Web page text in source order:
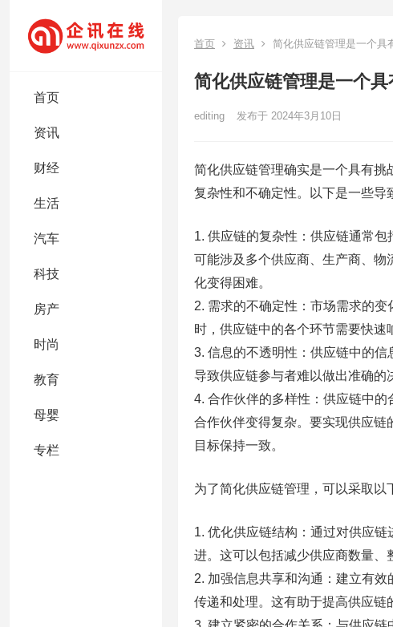
首页
资讯
财经
生活
汽车
科技
房产
时尚
教育
母婴
专栏
首页 资讯 简化供应链管理是一个具
简化供应链管理是一个
editing 发布于 2024年3月10日
简化供应链管理确实是一个具有
复杂性和不确定性。以下是一些导
1. 供应链的复杂性：供应链通常
可能涉及多个供应商、生产商、
化变得困难。
2. 需求的不确定性：市场需求的
时，供应链中的各个环节需要快速
3. 信息的不透明性：供应链中的
导致供应链参与者难以做出准确的
4. 合作伙伴的多样性：供应链中
合作伙伴变得复杂。要实现供应
目标保持一致。
为了简化供应链管理，可以采取以
1. 优化供应链结构：通过对供应
进。这可以包括减少供应商数量、
2. 加强信息共享和沟通：建立有
传递和处理。这有助于提高供应链